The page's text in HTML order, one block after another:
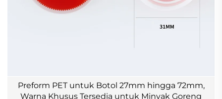
Preform PET untuk Botol 27mm hingga 72mm,
Warna Khusus Tersedia untuk Minyak Goreng